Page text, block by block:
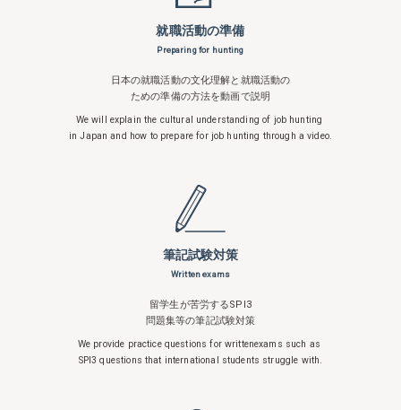
就職活動の準備
Preparing for hunting
日本の就職活動の文化理解と就職活動の
ための準備の方法を動画で説明
We will explain the cultural understandingof job hunting
in Japan and how to prepare for job hunting through a video.
筆記試験対策
Written exams
留学生が苦労するSPI3
問題集等の筆記試験対策
We provide practice questions for writtenexams such as
SPI3 questions that international students struggle with.